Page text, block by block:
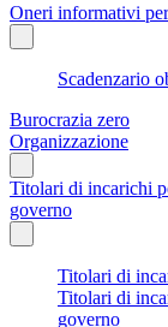
Oneri informativi
Scadenzario
Burocrazia zero
Organizzazione
Titolari di incarichi
governo
Titolari di
Titolari di
governo